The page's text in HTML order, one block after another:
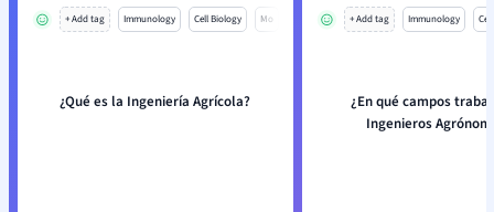
+ Add tag Immunology Cell Biology Mo
¿Qué es la Ingeniería Agrícola?
+ Add tag Immunology
¿En qué campos
Ingenieros